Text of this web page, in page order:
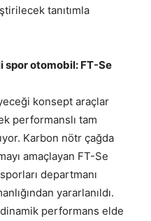
tanıtımla
spor otomobil: FT-Se
konsept araçlar
performanslı tam
Karbon nötr çağda
amaçlayan FT-Se
departmanı
yararlanıldı.
performans elde